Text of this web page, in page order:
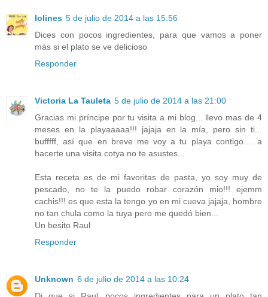
lolines 5 de julio de 2014 a las 15:56
Dices con pocos ingredientes, para que vamos a poner
más si el plato se ve delicioso
Responder
Victoria La Tauleta 5 de julio de 2014 a las 21:00
Gracias mi príncipe por tu visita a mi blog... llevo mas de 4
meses en la playaaaaa!!! jajaja en la mía, pero sin ti...
bufffff, así que en breve me voy a tu playa contigo.... a
hacerte una visita cotya no te asustes...
Esta receta es de mi favoritas de pasta, yo soy muy de
pescado, no te la puedo robar corazón mio!!! ejemm
cachis!!! es que esta la tengo yo en mi cueva jajaja, hombre
no tan chula como la tuya pero me quedó bien...
Un besito Raul
Responder
Unknown 6 de julio de 2014 a las 10:24